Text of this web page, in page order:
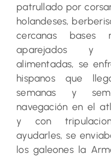
patrullado por
holandeses,
cercanas bases
aparejados y
alimentadas, se
hispanos que
semanas y
navegación en el
y con
ayudarles, se
los galeones la